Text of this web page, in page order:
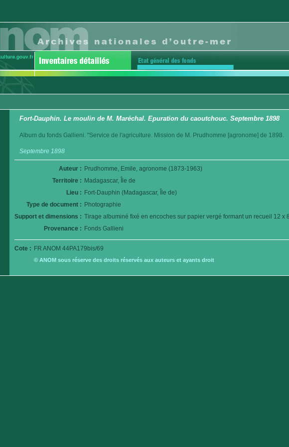
Fort-Dauphin. Le moulin de M. Maréchal. Epuration du caoutchouc. Septembre 1898
Album du fonds Gallieni. "Service de l'agriculture. Mission de M. Prudhomme [agronome] de 1898.
Septembre 1898
Auteur : Prudhomme, Emile, agronome (1873-1963)
Territoire : Madagascar, Île de
Lieu : Fort-Dauphin (Madagascar, Île de)
Type de document : Photographie
Support et dimensions : Tirage albuminé fixé en encoches sur papier vergé formant un recueil 12 x
Provenance : Fonds Gallieni
Cote : FR ANOM 44PA179bis/69
© ANOM sous réserve des droits réservés aux auteurs et ayants droit